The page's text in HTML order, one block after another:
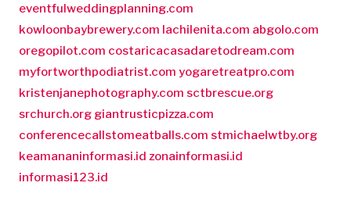
eventfulweddingplanning.com
kowloonbaybrewery.com lachilenita.com abgolo.com
oregopilot.com costaricacasadaretodream.com
myfortworthpodiatrist.com yogaretreatpro.com
kristenjanephotography.com sctbrescue.org
srchurch.org giantrusticpizza.com
conferencecallstomeatballs.com stmichaelwtby.org
keamananinformasi.id zonainformasi.id
informasi123.id